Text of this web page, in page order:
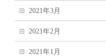
2021年3月
2021年2月
2021年1月